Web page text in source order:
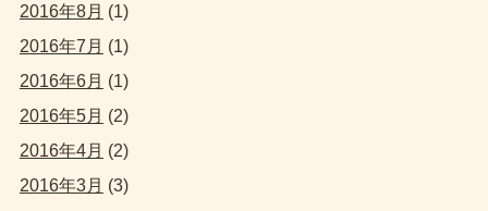
2016年8月 (1)
2016年7月 (1)
2016年6月 (1)
2016年5月 (2)
2016年4月 (2)
2016年3月 (3)